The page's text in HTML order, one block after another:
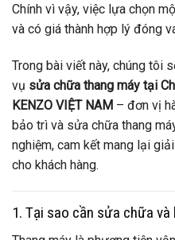
Chính vì vậy, việc lựa chọn
và có giá thành hợp lý đóng
Trong bài viết này, chúng tôi
vụ sửa chữa thang máy tại
KENZO VIỆT NAM – đơn vị
bảo trì và sửa chữa thang
nghiệm, cam kết mang lại
cho khách hàng.
1. Tại sao cần sửa chữa